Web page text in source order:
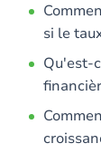
si le
Qu'est-